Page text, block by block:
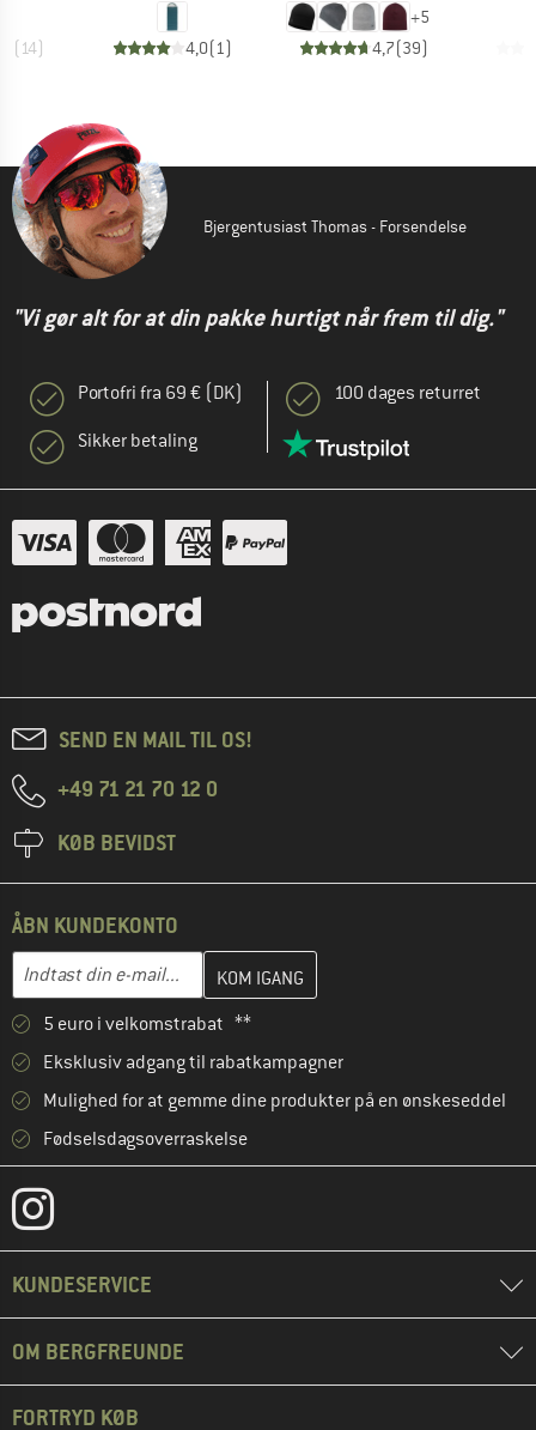
(14) 4,0(1)
+5
4,7(39)
Bjergentusiast Thomas - Forsendelse
"Vi gør alt for at din pakke hurtigt når frem til dig."
Portofri fra 69 € (DK)
Sikker betaling
100 dages returret
SEND EN MAIL TIL OS!
+49 71 21 70 12 0
KØB BEVIDST
ÅBN KUNDEKONTO
E-mail-adresse
Indtast din e-mailadresse her, og opret i næste trin din
5 euro i velkomstrabat **
Eksklusiv adgang til rabatkampagner
Mulighed for at gemme dine produkter på en ønskeseddel
Fødselsdagsoverraskelse
KUNDESERVICE
OM BERGFREUNDE
FORTRYD KØB